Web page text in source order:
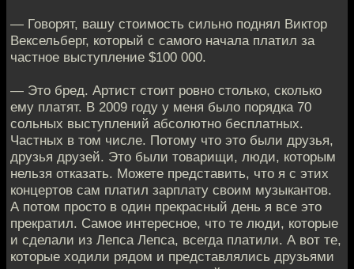
— Говорят, вашу стоимость сильно поднял Виктор
Вексельберг, который с самого начала платил за
частное выступление $100 000.
— Это бред. Артист стоит ровно столько, сколько
ему платят. В 2009 году у меня было порядка 70
сольных выступлений абсолютно бесплатных.
Частных в том числе. Потому что это были друзья,
друзья друзей. Это были товарищи, люди, которым
нельзя отказать. Можете представить, что я с этих
концертов сам платил зарплату своим музыкантов.
А потом просто в один прекрасный день я все это
прекратил. Самое интересное, что те люди, которые
и сделали из Лепса Лепса, всегда платили. А вот те,
которые ходили рядом и представлялись друзьями